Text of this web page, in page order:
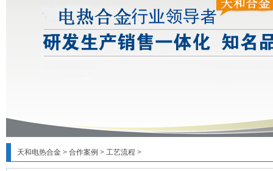
天和电热合金 > 合作案例 > 工艺流程 >